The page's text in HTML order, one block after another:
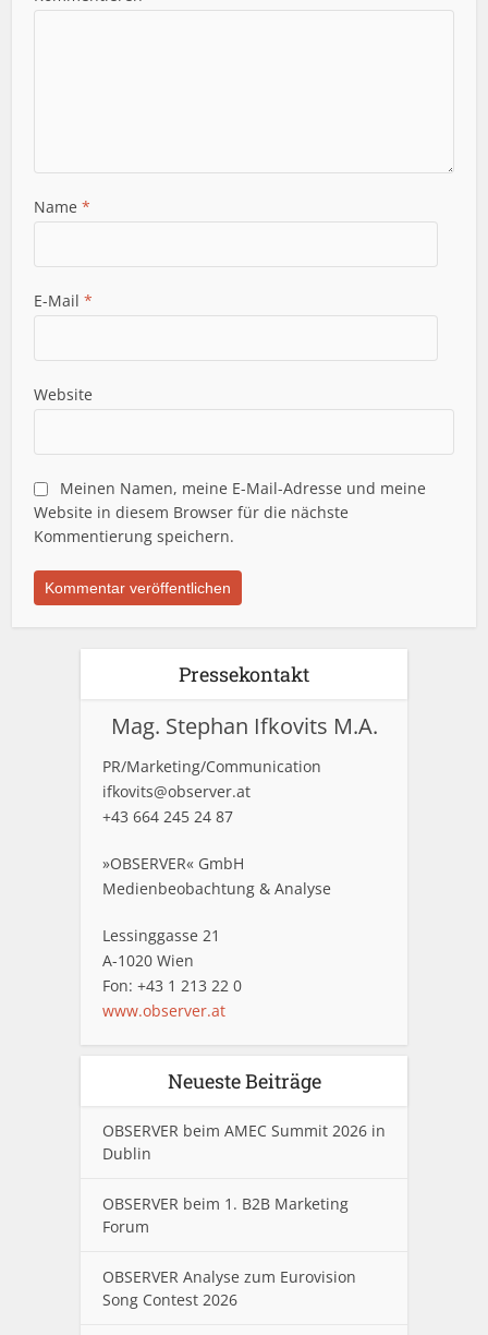
Name*
E-Mail*
Website
Meinen Namen, meine E-Mail-Adresse und meine
Website in diesem Browser für die nächste
Kommentierung speichern.
Pressekontakt
Mag. Stephan Ifkovits M.A.
PR/Marketing/Communication
ifkovits@observer.at
+43 664 245 24 87
»OBSERVER« GmbH
Medienbeobachtung & Analyse
Lessinggasse 21
A-1020 Wien
Fon: +43 1 213 22 0
www.observer.at
Neueste Beiträge
OBSERVER beim AMEC Summit 2026 in
Dublin
OBSERVER beim 1. B2B Marketing
Forum
OBSERVER Analyse zum Eurovision
Song Contest 2026